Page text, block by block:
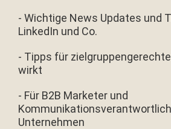
- Wichtige News Updates und
LinkedIn und Co.
- Tipps für
wirkt
- Für B2B Marketer und
Unternehmen